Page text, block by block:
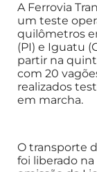
A Ferrovia
um teste
quilômetros
(PI) e Iguatu
partir na
com 20
realizados
em marcha.
O transporte
foi liberado na